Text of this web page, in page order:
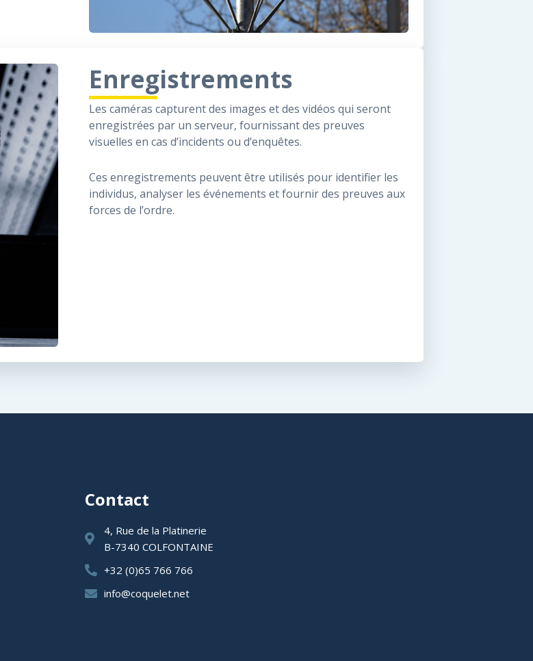
Enregistrements
Les caméras capturent des images et des vidéos qui seront
enregistrées par un serveur, fournissant des preuves
visuelles en cas d’incidents ou d’enquêtes.
Ces enregistrements peuvent être utilisés pour identifier les
individus, analyser les événements et fournir des preuves aux
forces de l’ordre.
Contact
4, Rue de la Platinerie
B-7340 COLFONTAINE
+32 (0)65 766 766
info@coquelet.net